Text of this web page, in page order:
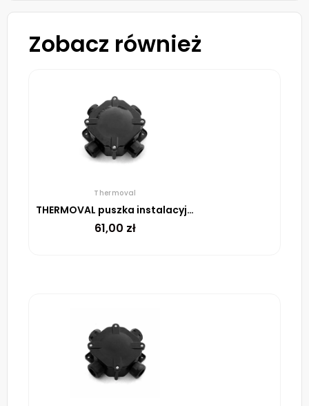
Zobacz również
Thermoval
THERMOVAL puszka instalacyjna 27 P/C
61,00 zł